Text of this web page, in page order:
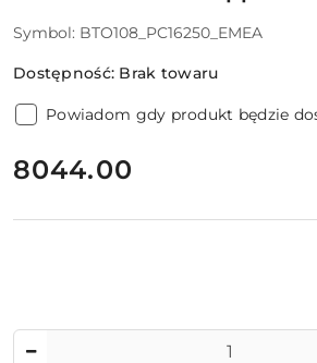
Symbol: BTO108_PC16250_EMEA
Dostępność: Brak towaru
Powiadom gdy produkt będzie
cena:
8044.00